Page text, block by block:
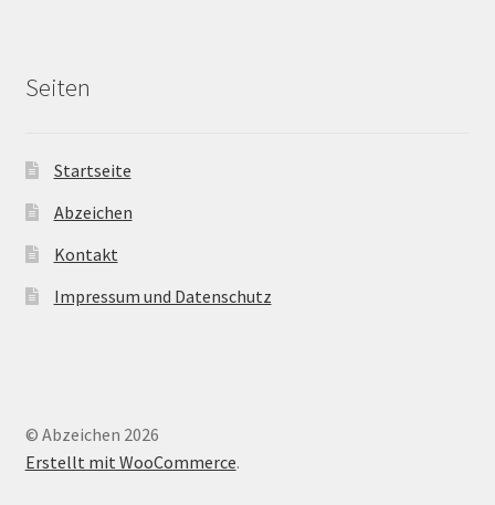
Seiten
Startseite
Abzeichen
Kontakt
Impressum und Datenschutz
© Abzeichen 2026
Erstellt mit WooCommerce.